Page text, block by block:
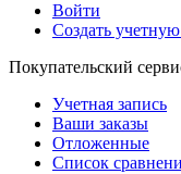
Войти
Создать
Покупательский
Учетная запись
Ваши заказы
Отложенные
Список